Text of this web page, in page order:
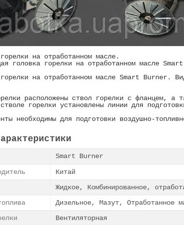
на отработанном масле.
головка горелки на отработанном масле
на отработанном масле Smart Burner.
расположены ствол горелки с фланцем, а
горелки установлены линии для
необходимы для подготовки воздушно-
Smart Burner
Китай
Жидкое, Комбинированное,
Дизельное, Мазут, Отработанное
Вентиляторная